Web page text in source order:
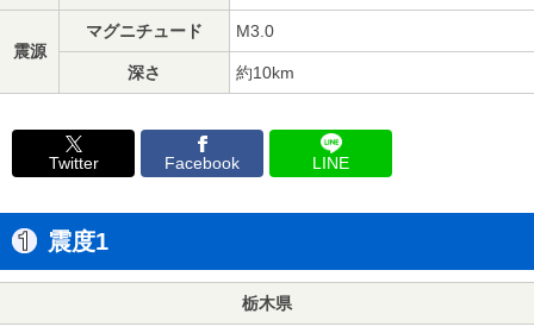
震源
マグニチュード M3.0
深さ 約10km
Twitter Facebook LINE
震度1
栃木県